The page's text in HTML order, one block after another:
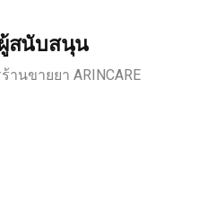
สนับสนุน
นขายยา ARINCARE